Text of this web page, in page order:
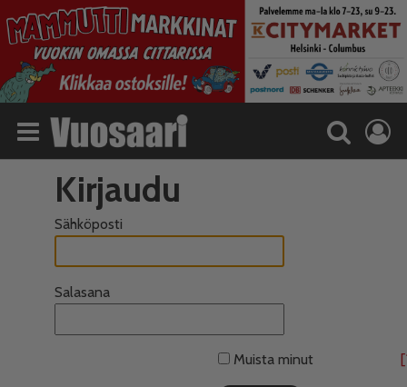
Kirjaudu
Sähköposti
Salasana
Muista minut